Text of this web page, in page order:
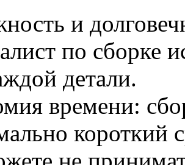
и
по сборке
детали.
времени:
короткий